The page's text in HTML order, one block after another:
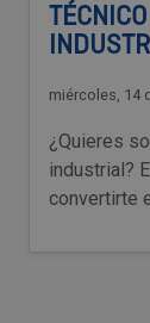
miércoles, 14
¿Quieres
industrial?
convertirte